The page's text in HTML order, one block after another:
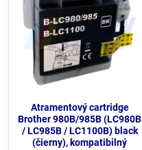
Atramentový cartridge
Brother 980B/985B (LC980B
/ LC985B / LC1100B) black
(čierny), kompatibilný